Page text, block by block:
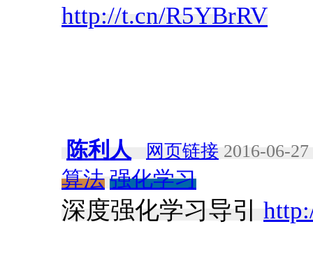
http://t.cn/R5YBrRV
陈利人 网页链接 2016-06-
算法 强化学习
深度强化学习导引